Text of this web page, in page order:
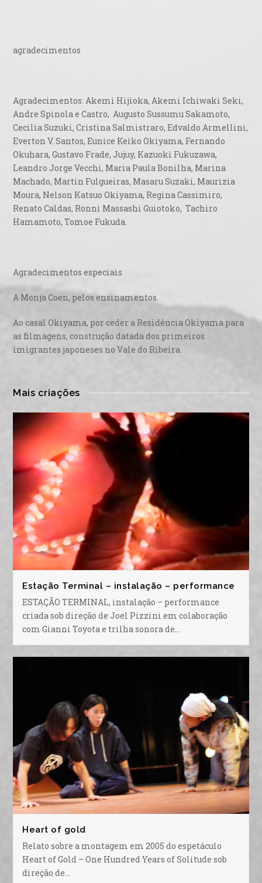
agradecimentos
Agradecimentos: Akemi Hijioka, Akemi Ichiwaki Seki,
Andre Spinola e Castro, Augusto Sussumu Sakamoto,
Cecilia Suzuki, Cristina Salmistraro, Edvaldo Armellini,
Everton V. Santos, Eunice Keiko Okiyama, Fernando
Okuhara, Gustavo Frade, Jujuy, Kazuoki Fukuzawa,
Leandro Jorge Vecchi, Maria Paula Bonilha, Marina
Machado, Martin Fulgueiras, Masaru Suzaki, Maurizia
Moura, Nelson Katsuo Okiyama, Regina Cassimiro,
Renato Caldas, Ronni Massashi Guiotoko, Tachiro
Hamamoto, Tomoe Fukuda.
Agradecimentos especiais
A Monja Coen, pelos ensinamentos.
Ao casal Okiyama, por ceder a Residência Okiyama para
as filmagens, construção datada dos primeiros
imigrantes japoneses no Vale do Ribeira.
Mais criações
Estação Terminal – instalação – performance
ESTAÇÃO TERMINAL, instalação – performance
criada sob direção de Joel Pizzini em colaboração
com Gianni Toyota e trilha sonora de…
Heart of gold
Relato sobre a montagem em 2005 do espetáculo
Heart of Gold – One Hundred Years of Solitude sob
direção de…